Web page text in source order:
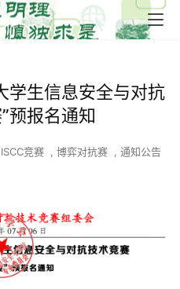
生信息安全与对抗
预报名通知
ISCC竞赛 , 博弈对抗赛 , 通知公告